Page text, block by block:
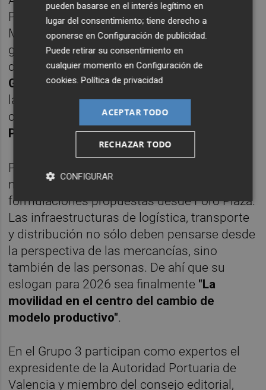
PHOTONICS y coordinador de ICTS
MICRONANOFABS,Javier Martí; el director
general de Nealis,José Luis Vilar
de Hilaturas Miel y presidente de Aitex,
Grau
;la CEO de IRISEM,Amaya Fernández.
la fundadora de Imegen y miembro del
consejo editorial de Ediciones Plaza,
Pérez
Para llegar al claim del
necesario ampliar el alcance de una de las
formulaciones propuestas desde Foro Plaza.
Las infraestructuras de logística, transporte
y distribución no sólo deben pensarse desde
la perspectiva de las mercancías, sino
también de las personas. De ahí que su
eslogan para 2026 sea finalmente "La
movilidad en el centro del cambio de
modelo productivo".
En el Grupo 3 participan como expertos el
expresidente de la Autoridad Portuaria de
Valencia y miembro del consejo editorial,
pueden basarse en el interés legítimo en
lugar del consentimiento; tiene derecho a
oponerse enConfiguración de publicidad
Puede retirar su consentimiento en
cualquier momento enConfiguración de
cookies .Política de privacidad
ACEPTAR TODO
RECHAZAR TODO
CONFIGURAR